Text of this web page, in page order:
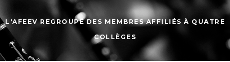
L'AFEEV REGROUPE DES MEMBRES AFFILIÉS À QUATRE
COLLÈGES